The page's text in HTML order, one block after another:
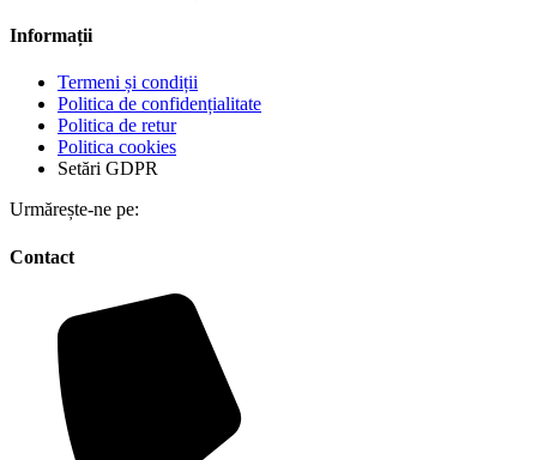
Informații
Termeni și condiții
Politica de confidențialitate
Politica de retur
Politica cookies
Setări GDPR
Urmărește-ne pe:
Contact